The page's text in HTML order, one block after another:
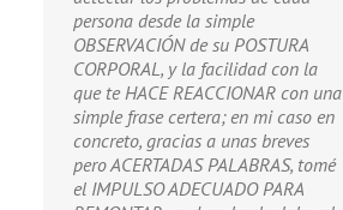
persona desde la simple
OBSERVACIÓN de su POSTURA
CORPORAL, y la facilidad con la
que te HACE REACCIONAR con una
simple frase certera; en mi caso en
concreto, gracias a unas breves
pero ACERTADAS PALABRAS, tomé
el IMPULSO ADECUADO PARA